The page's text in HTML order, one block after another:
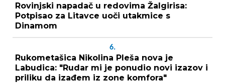
Rovinjski napadač u redovima Žalgirisa:
Potpisao za Litavce uoči utakmice s
Dinamom
6.
Rukometašica Nikolina Pleša nova je
Labudica: "Rudar mi je ponudio novi izazov i
priliku da izađem iz zone komfora"